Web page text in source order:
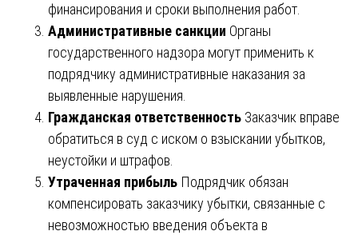
финансирования и сроки выполнения работ.
Административные санкции Органы
государственного надзора могут применить к
подрядчику административные наказания за
выявленные нарушения.
Гражданская ответственность Заказчик вправе
обратиться в суд с иском о взыскании убытков,
неустойки и штрафов.
Утраченная прибыль Подрядчик обязан
компенсировать заказчику убытки, связанные с
невозможностью введения объекта в